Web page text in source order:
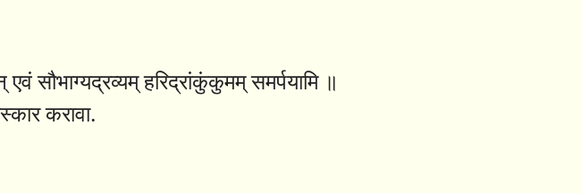
सौभाग्यद्रव्यम् हरिद्रांकुंकुमम् समर्पयामि ॥
करावा.